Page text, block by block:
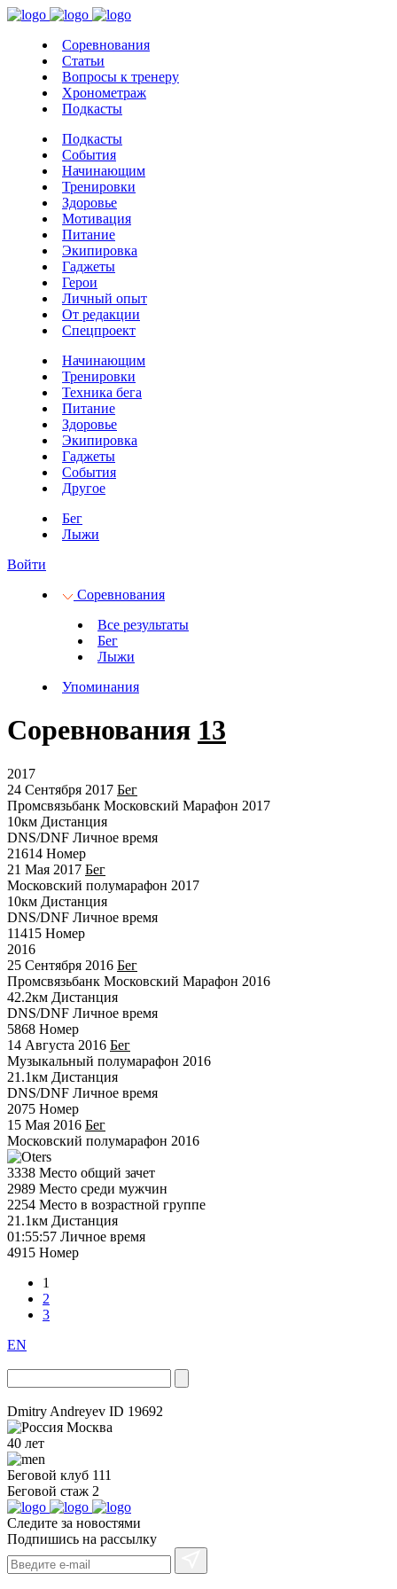
Соревнования
Статьи
Вопросы к тренеру
Хронометраж
Подкасты
Подкасты
События
Начинающим
Тренировки
Здоровье
Мотивация
Питание
Экипировка
Гаджеты
Герои
Личный опыт
От редакции
Спецпроект
Начинающим
Тренировки
Техника бега
Питание
Здоровье
Экипировка
Гаджеты
События
Другое
Бег
Лыжи
Войти
Соревнования
Все результаты
Бег
Лыжи
Упоминания
Соревнования 13
2017
24 Сентября 2017 Бег
Промсвязьбанк Московский Марафон 2017
10км Дистанция
DNS/DNF Личное время
21614 Номер
21 Мая 2017 Бег
Московский полумарафон 2017
10км Дистанция
DNS/DNF Личное время
11415 Номер
2016
25 Сентября 2016 Бег
Промсвязьбанк Московский Марафон 2016
42.2км Дистанция
DNS/DNF Личное время
5868 Номер
14 Августа 2016 Бег
Музыкальный полумарафон 2016
21.1км Дистанция
DNS/DNF Личное время
2075 Номер
15 Мая 2016 Бег
Московский полумарафон 2016
3338 Место общий зачет
2989 Место среди мужчин
2254 Место в возрастной группе
21.1км Дистанция
01:55:57 Личное время
4915 Номер
1
2
3
EN
Dmitry Andreyev ID 19692
Москва
40 лет
Беговой клуб 111
Беговой стаж 2
Следите за новостями
Подпишись на рассылку